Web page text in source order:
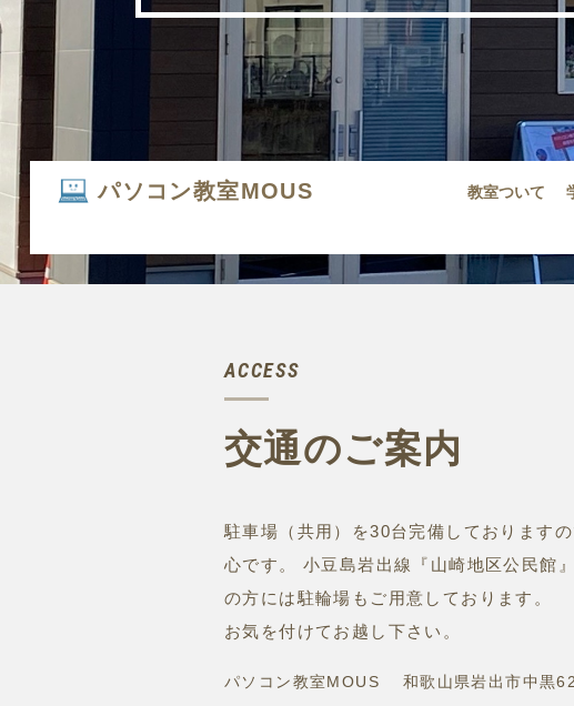
パソコン教室MOUS 教室ついて
ACCESS
交通のご案内
駐車場（共用）を30台完備しております
心です。 小豆島岩出線『山崎地区公民館
の方には駐輪場もご用意しております。
お気を付けてお越し下さい。
パソコン教室MOUS 和歌山県岩出市中